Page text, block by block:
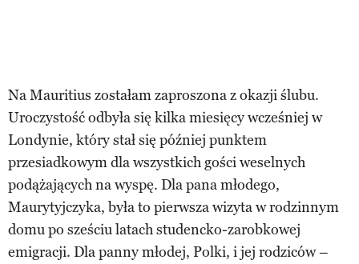
Na Mauritius zostałam zaproszona z okazji ślubu.
Uroczystość odbyła się kilka miesięcy wcześniej w
Londynie, który stał się później punktem
przesiadkowym dla wszystkich gości weselnych
podążających na wyspę. Dla pana młodego,
Maurytyjczyka, była to pierwsza wizyta w rodzinnym
domu po sześciu latach studencko-zarobkowej
emigracji. Dla panny młodej, Polki, i jej rodziców –